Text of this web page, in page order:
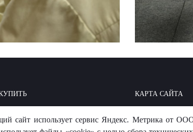
ОТВЕТ
КАРТА САЙТА
сайт использует сервис Яндекс. Метрика от